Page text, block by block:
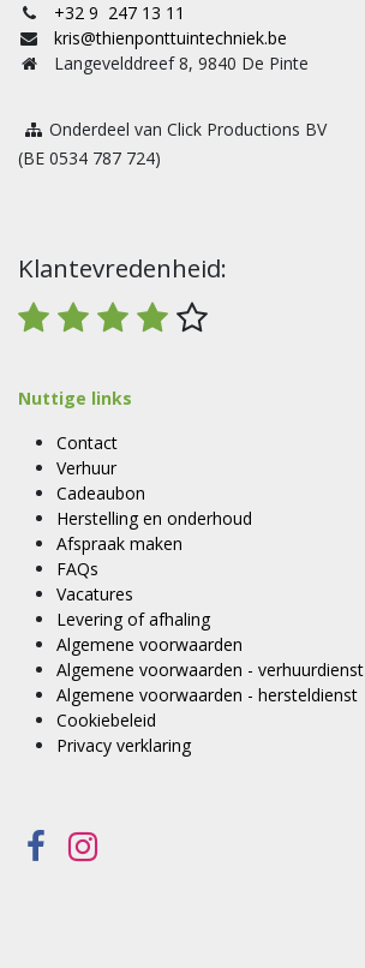
+32 9 247 13 11
kris@thienponttuintechniek.be
Langevelddreef 8, 9840 De Pinte
Onderdeel van Click Productions BV
(BE 0534 787 724)
Klantevredenheid:
Nuttige links
Contact
Verhuur
Cadeaubon
Herstelling en onderhoud
Afspraak maken
FAQs
Vacatures
Levering of afhaling
Algemene voorwaarden
Algemene voorwaarden - verhuurdienst
Algemene voorwaarden - hersteldienst
Cookiebeleid
Privacy verklaring